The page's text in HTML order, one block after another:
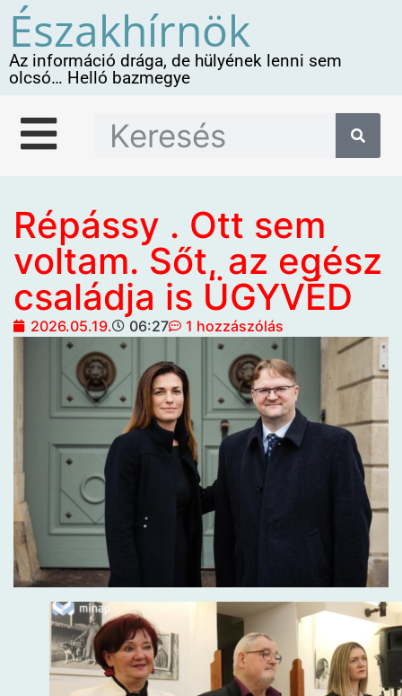
Északhírnök
Az információ drága, de hülyének lenni sem
olcsó… Helló bazmegye
Répássy . Ott sem
voltam. Sőt, az egész
családja is ÜGYVÉD
2026.05.19. 06:27 1 hozzászólás